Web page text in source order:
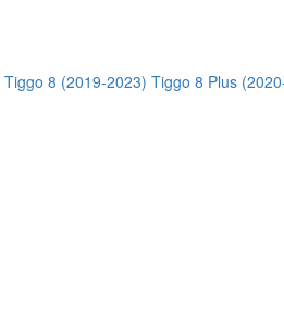
Tiggo 8 (2019-2023) Tiggo 8 Plus